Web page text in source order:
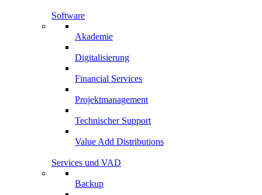
Software
Akademie
Digitalisierung
Financial Services
Projektmanagement
Technischer Support
Value Add Distributions
Services und VAD
Backup